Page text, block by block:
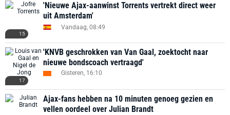
15
'Nieuwe Ajax-aanwinst Torrents vertrekt direct weer
uit Amsterdam'
Vandaag, 08:49
17
'KNVB geschrokken van Van Gaal, zoektocht naar
nieuwe bondscoach vertraagd'
Gisteren, 16:10
Ajax-fans hebben na 10 minuten genoeg gezien en
vellen oordeel over Julian Brandt